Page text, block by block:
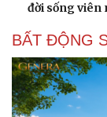
đời sống viên
BẤT ĐỘNG